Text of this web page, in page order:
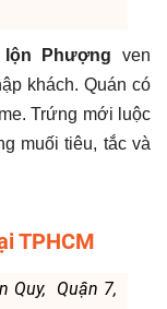
lộn Phượngven
khách. Quán có
Trứng mới luộc
muối tiêu, tắc và
TPHCM
Quy, Quận 7,